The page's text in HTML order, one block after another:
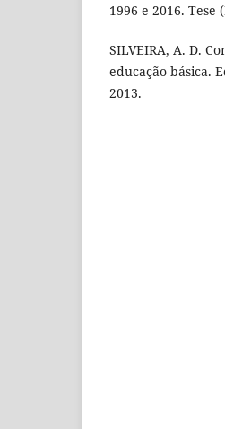
1996 e 2016. Tese
SILVEIRA, A. D.
educação básica.
2013.